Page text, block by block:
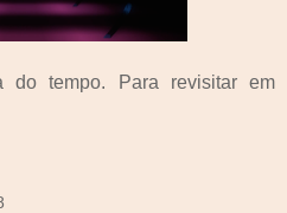
do tempo. Para revisitar em